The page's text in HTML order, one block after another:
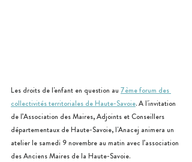
Les droits de l'enfant en question au 7ème forum des
collectivités territoriales de Haute-Savoie. A l'invitation
de l’Association des Maires, Adjoints et Conseillers
départementaux de Haute-Savoie, l'Anacej animera un
atelier le samedi 9 novembre au matin avec l’association
des Anciens Maires de la Haute-Savoie.